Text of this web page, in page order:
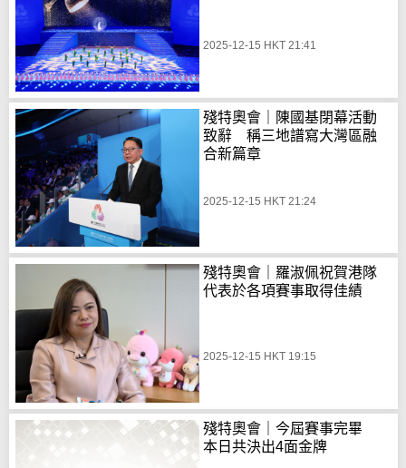
2025-12-15 HKT 21:41
殘特奧會｜陳國基閉幕活動
致辭 稱三地譜寫大灣區融
合新篇章
2025-12-15 HKT 21:24
殘特奧會｜羅淑佩祝賀港隊
代表於各項賽事取得佳績
2025-12-15 HKT 19:15
殘特奧會｜今屆賽事完畢
本日共決出4面金牌